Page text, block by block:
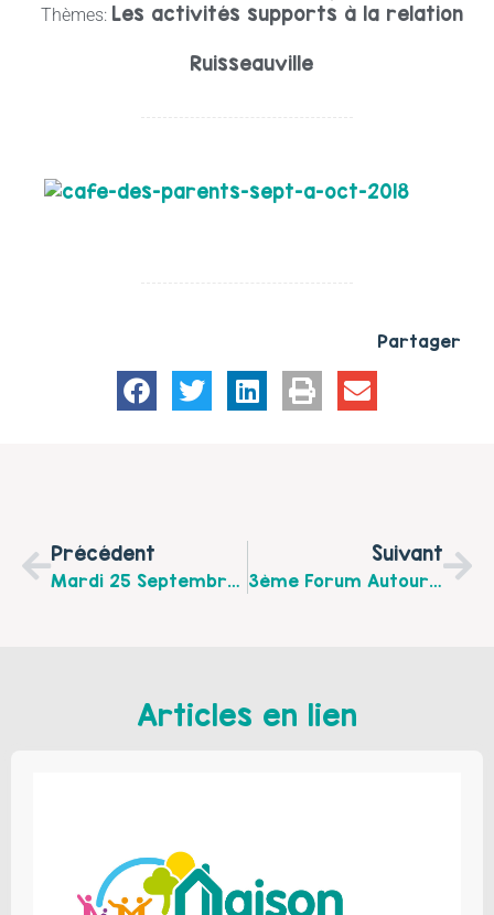
Thèmes: Les activités supports à la relation
Ruisseauville
Partager
Précédent
Mardi 25 Septembre 2018 De 9h30 À 11h30 C’est Le « Rendez-Vous Des Parents » Au Centre Social CAF D’Etaples-Sur-Mer
Suivant
3ème Forum Autour De L’allaitement Le Jeudi 18 Octobre À Hucqueliers Et Le Vendredi 19 Octobre 2018 À Fruges
Articles en lien